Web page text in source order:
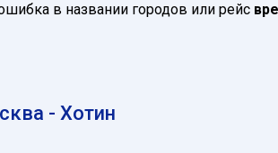
в названии городов или рейс
- Хотин